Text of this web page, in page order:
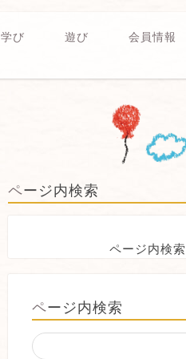
学び 遊び 会員情報
ページ内検索
ページ内検索
ページ内検索